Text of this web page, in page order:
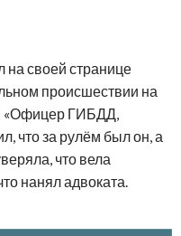
своей странице
происшествии на
«Офицер ГИБДД,
что за рулём был он, а
что вела
нанял адвоката.